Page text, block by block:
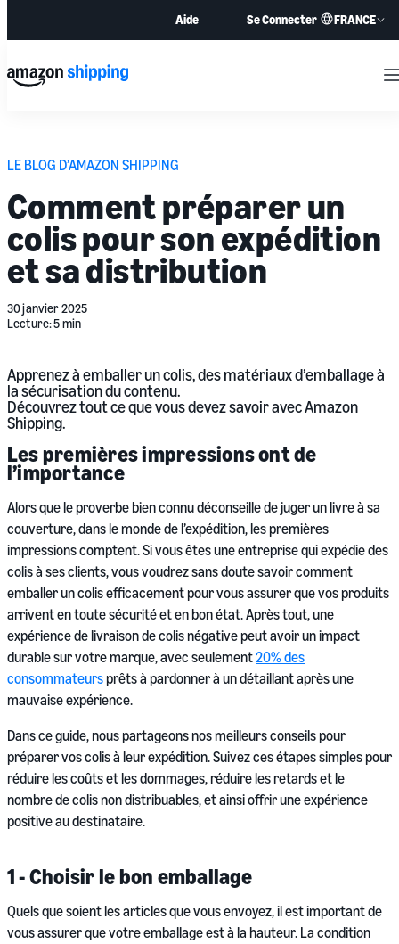
Aide Se Connecter FRANCE
LE BLOG D’AMAZON SHIPPING
Comment préparer un
colispour son expédition
et sa distribution
30 janvier 2025
Lecture: 5 min
Apprenez à emballer un colis, des matériaux d’emballage à
la sécurisation du contenu.
Découvrez tout ce que vous devez savoir avec Amazon
Shipping.
Les premières impressions ont de
l’importance
Alors que le proverbe bien connu déconseille de juger un livre à sa
couverture, dans le monde de l’expédition, les premières
impressions comptent. Si vous êtes une entreprise qui expédie des
colis à ses clients, vous voudrez sans doute savoir comment
emballer un colis efficacement pour vous assurer que vos produits
arrivent en toute sécurité et en bon état. Après tout, une
expérience de livraison de colis négative peut avoir un impact
durable sur votre marque, avec seulement20% des
consommateursprêts à pardonner à un détaillant après une
mauvaise expérience.
Dans ce guide, nous partageons nos meilleurs conseils pour
préparer vos colis à leur expédition. Suivez ces étapes simples pour
réduire les coûts et les dommages, réduire les retards et le
nombre de colis non distribuables, et ainsi offrir une expérience
positive au destinataire.
1 - Choisir le bon emballage
Quels que soient les articles que vous envoyez, il est important de
vous assurer que votre emballage est à la hauteur. La condition